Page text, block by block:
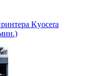
Kyocera